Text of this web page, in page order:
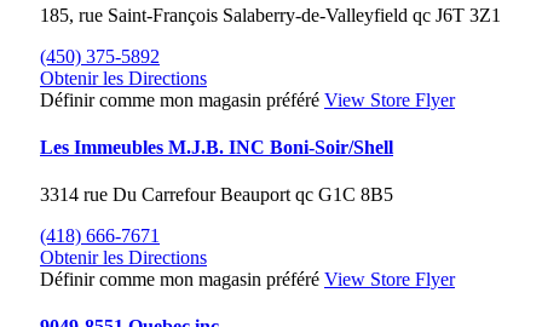
185, rue Saint-François Salaberry-de-Valleyfield qc J6T 3Z1
(450) 375-5892
Obtenir les Directions
Définir comme mon magasin préféré View Store Flyer
Les Immeubles M.J.B. INC Boni-Soir/Shell
3314 rue Du Carrefour Beauport qc G1C 8B5
(418) 666-7671
Obtenir les Directions
Définir comme mon magasin préféré View Store Flyer